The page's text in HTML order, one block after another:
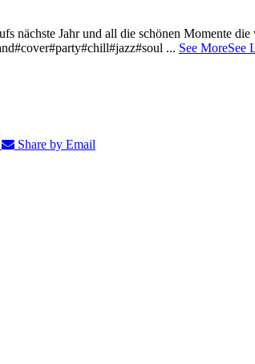
nächste Jahr und all die schönen Momente
... See MoreSee
Share by Email